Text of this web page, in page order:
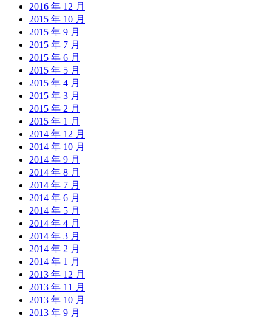
2016 年 12 月
2015 年 10 月
2015 年 9 月
2015 年 7 月
2015 年 6 月
2015 年 5 月
2015 年 4 月
2015 年 3 月
2015 年 2 月
2015 年 1 月
2014 年 12 月
2014 年 10 月
2014 年 9 月
2014 年 8 月
2014 年 7 月
2014 年 6 月
2014 年 5 月
2014 年 4 月
2014 年 3 月
2014 年 2 月
2014 年 1 月
2013 年 12 月
2013 年 11 月
2013 年 10 月
2013 年 9 月